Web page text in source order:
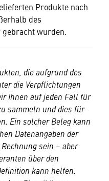
Produkte nach
des
wurden.
die aufgrund des
die Verpflichtungen
Ihnen auf jeden Fall für
sammeln und dies für
Ein solcher Beleg kann
Datenangaben der
sein – aber
über den
kann helfen.